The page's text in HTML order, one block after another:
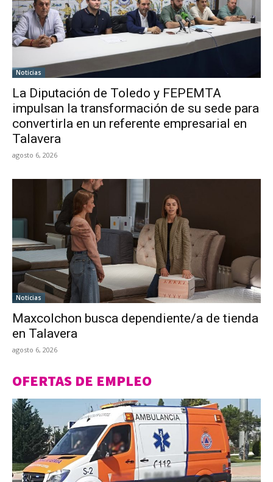
Noticias
La Diputación de Toledo y FEPEMTA
impulsan la transformación de su sede para
convertirla en un referente empresarial en
Talavera
agosto 6, 2026
Noticias
Maxcolchon busca dependiente/a de tienda
en Talavera
agosto 6, 2026
OFERTAS DE EMPLEO